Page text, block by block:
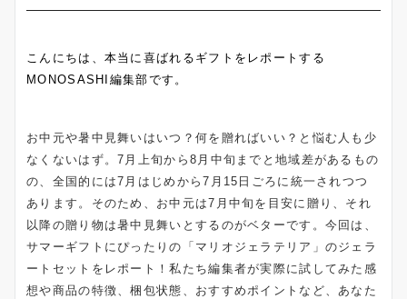
こんにちは、本当に喜ばれるギフトをレポートする
MONOSASHI編集部です。
お中元や暑中見舞いはいつ？何を贈ればいい？と悩む人も少
なくないはず。7月上旬から8月中旬までと地域差があるもの
の、全国的には7月はじめから7月15日ごろに統一されつつ
あります。そのため、お中元は7月中旬を目安に贈り、それ
以降の贈り物は暑中見舞いとするのがベターです。今回は、
サマーギフトにぴったりの「マリオジェラテリア」のジェラ
ートセットをレポート！私たち編集者が実際に試してみた感
想や商品の特徴、梱包状態、おすすめポイントなど、あなた